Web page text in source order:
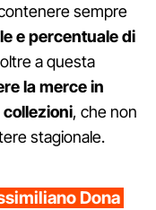
sempre
e percentuale di
a questa
la merce in
, che non
stagionale.
Dona